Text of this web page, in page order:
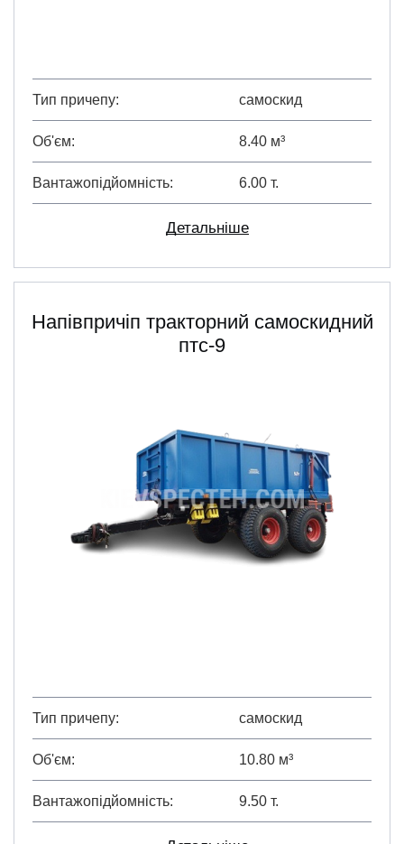
Тип причепу самоскид
Об'єм 8.40 м³
Вантажопідйомність 6.00 т.
Детальніше
Напівпричіп тракторний самоскидний
птс-9
Тип причепу самоскид
Об'єм 10.80 м³
Вантажопідйомність 9.50 т.